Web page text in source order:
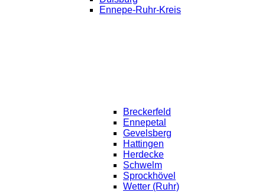
Ennepe-Ruhr-Kreis
Breckerfeld
Ennepetal
Gevelsberg
Hattingen
Herdecke
Schwelm
Sprockhövel
Wetter (Ruhr)